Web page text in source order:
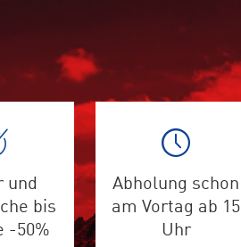
und
bis
-50%
Abholung schon
am Vortag ab 15
Uhr